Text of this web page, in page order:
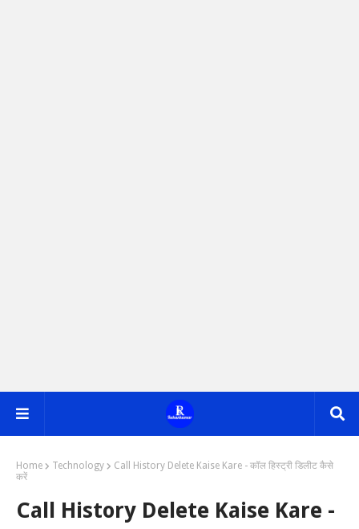
Home Technology
Call History Delete Kaise Kare - कॉल हिस्ट्री डिलीट कैसे
करें
Call History Delete Kaise Kare -